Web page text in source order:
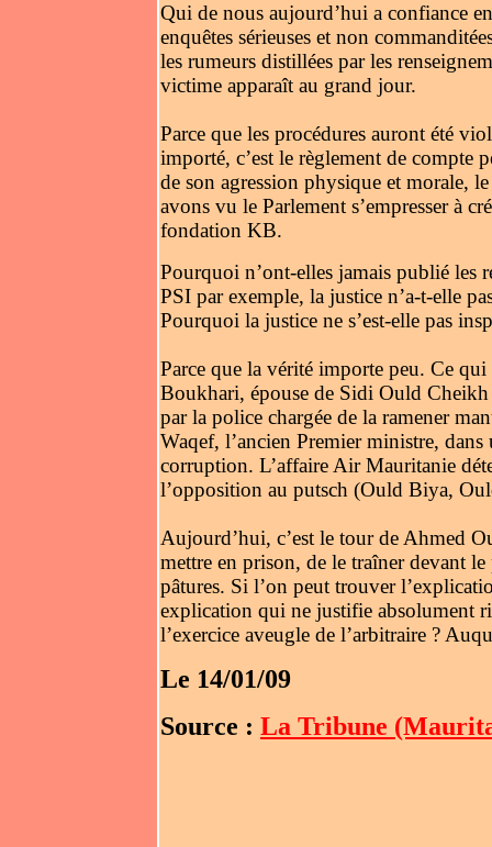
Qui de nous aujourd’hui a confiance
enquêtes sérieuses et non
les rumeurs distillées par les
victime apparaît au grand jour.
Parce que les procédures auront été
importé, c’est le règlement de compte
de son agression physique et morale,
avons vu le Parlement s’empresser à
fondation KB.
Pourquoi n’ont-elles jamais publié les
PSI par exemple, la justice n’a-t-elle
Pourquoi la justice ne s’est-elle pas
Parce que la vérité importe peu. Ce
Boukhari, épouse de Sidi Ould
par la police chargée de la ramener
Waqef, l’ancien Premier ministre,
corruption. L’affaire Air Mauritanie
l’opposition au putsch (Ould Biya,
Aujourd’hui, c’est le tour de Ahmed
mettre en prison, de le traîner devant
pâtures. Si l’on peut trouver
explication qui ne justifie absolument
l’exercice aveugle de l’arbitraire ?
Le 14/01/09
Source : La Tribune